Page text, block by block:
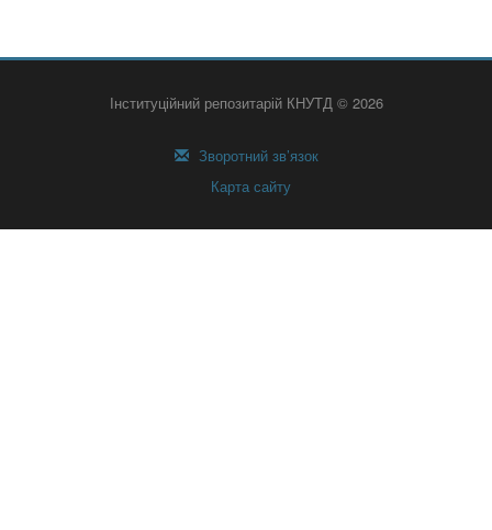
Інституційний репозитарій КНУТД © 2026
Зворотний зв’язок
Карта сайту